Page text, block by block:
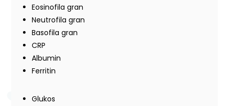
Eosinofila gran
Neutrofila gran
Basofila gran
CRP
Albumin
Ferritin
Glukos